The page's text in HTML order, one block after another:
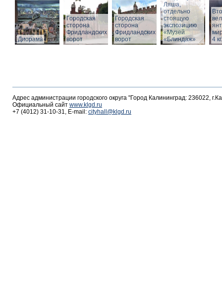
Диорама
Городская
сторона
Фридландских
ворот
Городская
сторона
Фридландских
ворот
Ляша,
отдельно
стоящую
экспозицию
«Музей
«Блиндаж»
4
Адрес администрации городского округа "Город Калининград: 236022,
Официальный сайт www.klgd.ru
+7 (4012) 31-10-31, E-mail: cityhall@klgd.ru